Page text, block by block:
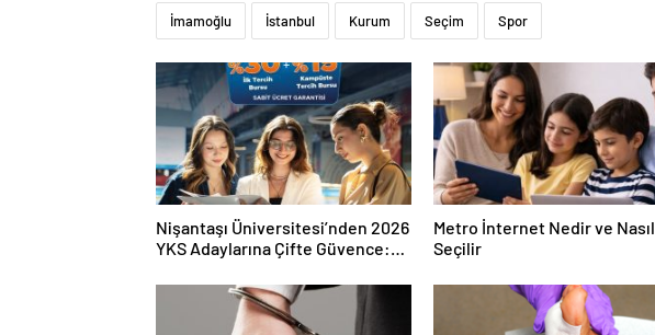
İmamoğlu İstanbul Kurum Seçim Spor
Nişantaşı Üniversitesi’nden 2026
YKS Adaylarına Çifte Güvence:
Metro İnternet Nedir ve Nasıl
Seçilir